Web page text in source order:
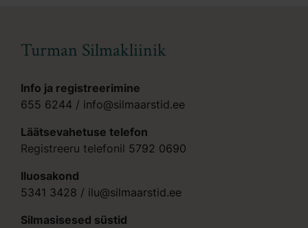
Turman Silmakliinik
Info ja registreerimine
655 6244 / info@silmaarstid.ee
Läätsevahetuse telefon
Registreeru telefonil 5792 0690
Iluosakond
5341 3428 / ilu@silmaarstid.ee
Silmasisesed süstid